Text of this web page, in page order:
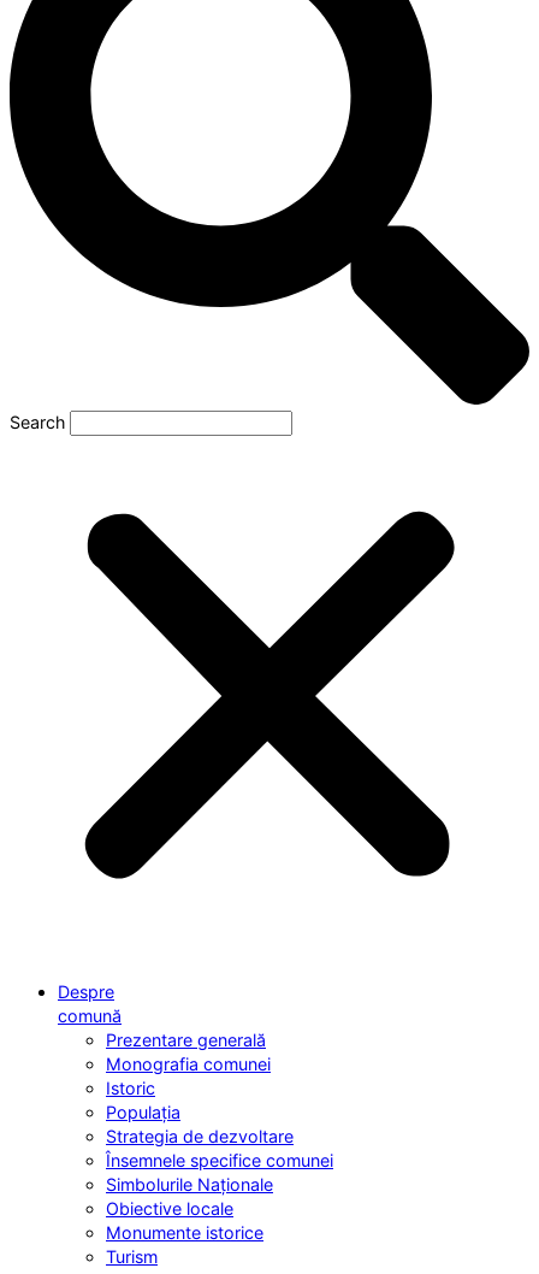
Search
Despre
comună
Prezentare generală
Monografia comunei
Istoric
Populația
Strategia de dezvoltare
Însemnele specifice comunei
Simbolurile Naționale
Obiective locale
Monumente istorice
Turism